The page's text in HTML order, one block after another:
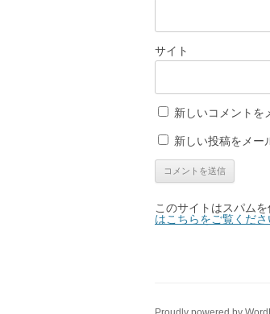
サイト
新しいコメントを
新しい投稿をメー
このサイトはスパム
はこちらをご覧くださ